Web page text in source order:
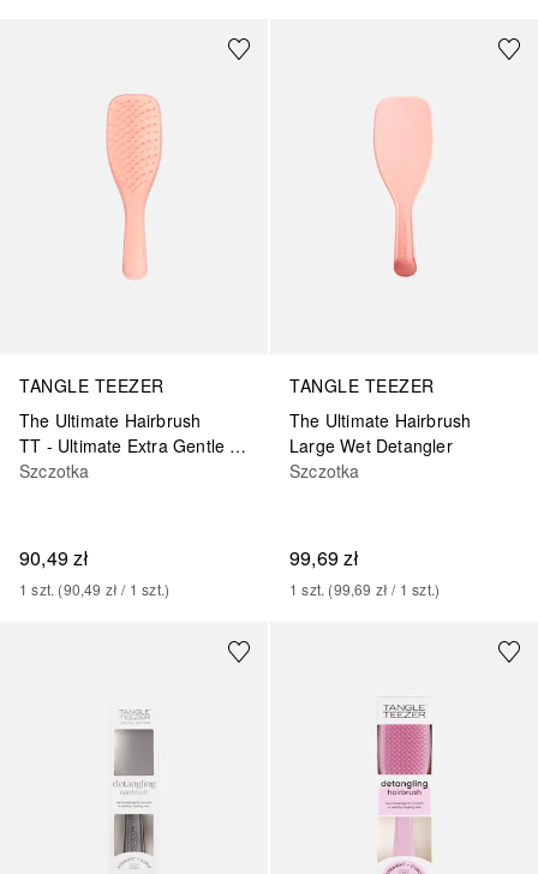
TANGLE TEEZER
The Ultimate Hairbrush
TT - Ultimate Extra Gentle Eucalyptus Green
Szczotka
90,49 zł
1 szt. (90,49 zł / 1 szt.)
TANGLE TEEZER
The Ultimate Hairbrush
Large Wet Detangler
Szczotka
99,69 zł
1 szt. (99,69 zł / 1 szt.)